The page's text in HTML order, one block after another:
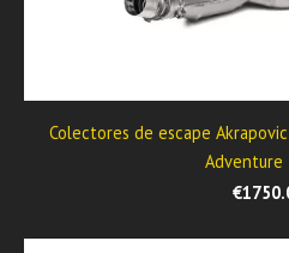
Colectores de escape
Adventure